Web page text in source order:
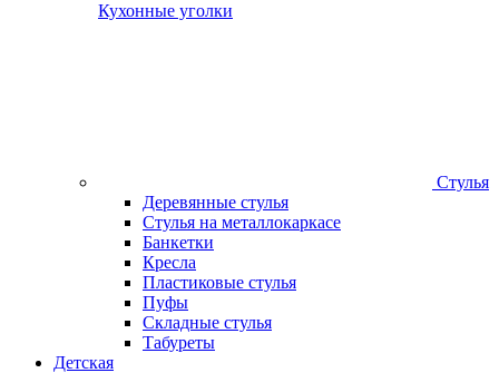
Кухонные уголки
Стулья
Деревянные стулья
Стулья на металлокаркасе
Банкетки
Кресла
Пластиковые стулья
Пуфы
Складные стулья
Табуреты
Детская